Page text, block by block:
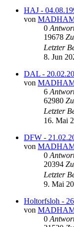
HAJ -
von
0
19678
Letzter
8. Jun
DAL -
von
6
62980
Letzter
16. Mai
DFW -
von
0
20394
Letzter
9. Mai
Holtorfsloh -
von
0